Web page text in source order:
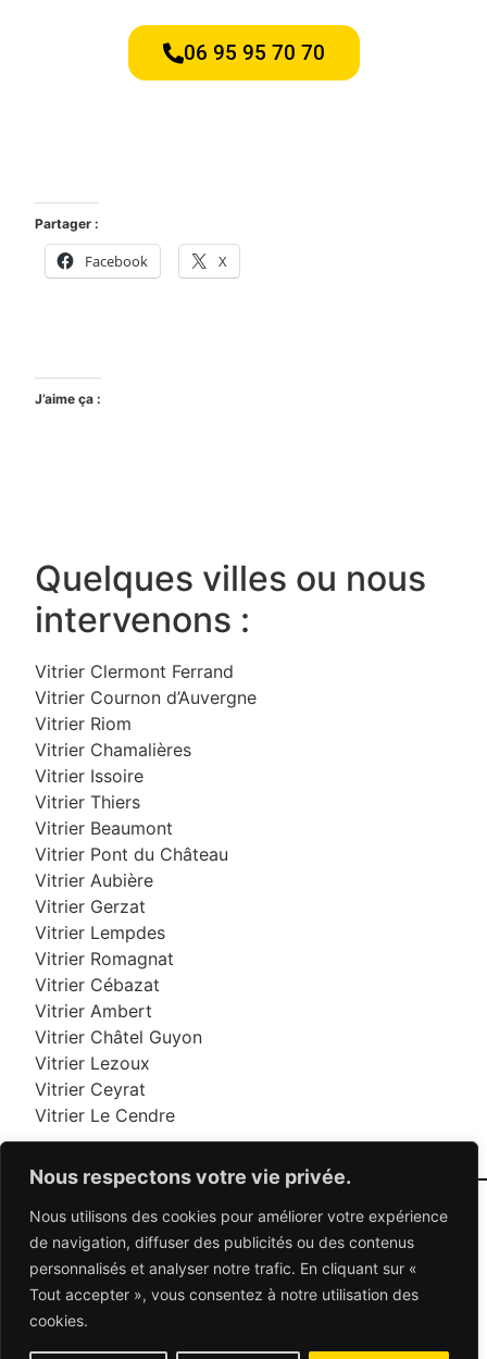
Nous respectons votre vie privée.
Nous utilisons des cookies pour améliorer votre expérience
de navigation, diffuser des publicités ou des contenus
personnalisés et analyser notre trafic. En cliquant sur «
Tout accepter », vous consentez à notre utilisation des
cookies.
06 95 95 70 70
Partager :
Facebook X
J’aime ça :
Quelques villes ou nous
intervenons :
Vitrier Clermont Ferrand
Vitrier Cournon d’Auvergne
Vitrier Riom
Vitrier Chamalières
Vitrier Issoire
Vitrier Thiers
Vitrier Beaumont
Vitrier Pont du Château
Vitrier Aubière
Vitrier Gerzat
Vitrier Lempdes
Vitrier Romagnat
Vitrier Cébazat
Vitrier Ambert
Vitrier Châtel Guyon
Vitrier Lezoux
Vitrier Ceyrat
Vitrier Le Cendre
06 95 95 70 70
© 2026 Dépannage Vitrier - Tous droits réservés
Dépannage vitrerie en France : Des solutions
adaptées à vos besoins